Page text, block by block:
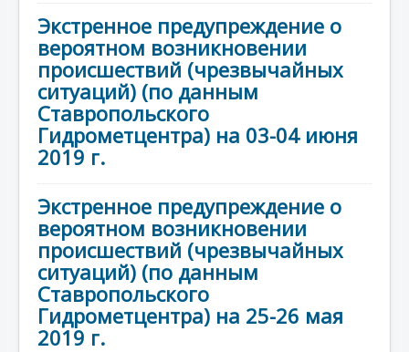
Экстренное предупреждение о
вероятном возникновении
происшествий (чрезвычайных
ситуаций) (по данным
Ставропольского
Гидрометцентра) на 03-04 июня
2019 г.
Экстренное предупреждение о
вероятном возникновении
происшествий (чрезвычайных
ситуаций) (по данным
Ставропольского
Гидрометцентра) на 25-26 мая
2019 г.